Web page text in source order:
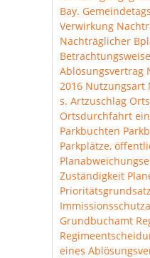
Bay. Gemeindetags
Verwirkung
Nachträglicher
Betrachtungsweise
Ablösungsvertrag
2016 Nutzungsart
s. Artzuschlag
Ortsdurchfahrt
Parkbuchten
Parkplätze,
Zuständigkeit
Grundbuchamt
eines